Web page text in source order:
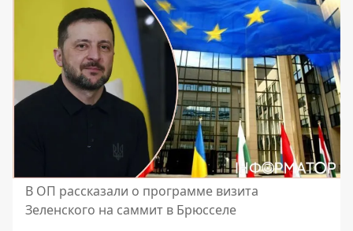
В ОП рассказали о программе визита
Зеленского на саммит в Брюсселе